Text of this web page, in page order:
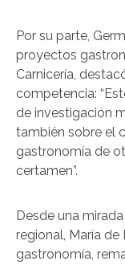
Por su parte,
proyectos
Carnicería,
competencia:
de investigación
también sobre el
gastronomía de
certamen”.
Desde una
regional, María
gastronomía,